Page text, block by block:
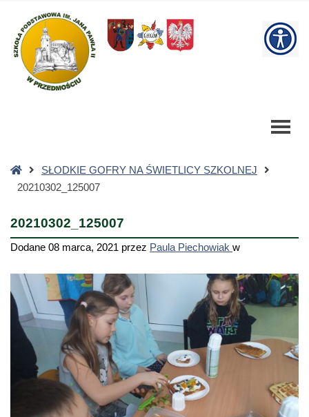
Szkoła
Podstawowa
Strona
główna
SŁODKIE GOFRY NA ŚWIETLICY SZKOLNEJ
20210302_125007
20210302_125007
Dodane 08 marca, 2021 przez Paula Piechowiak w